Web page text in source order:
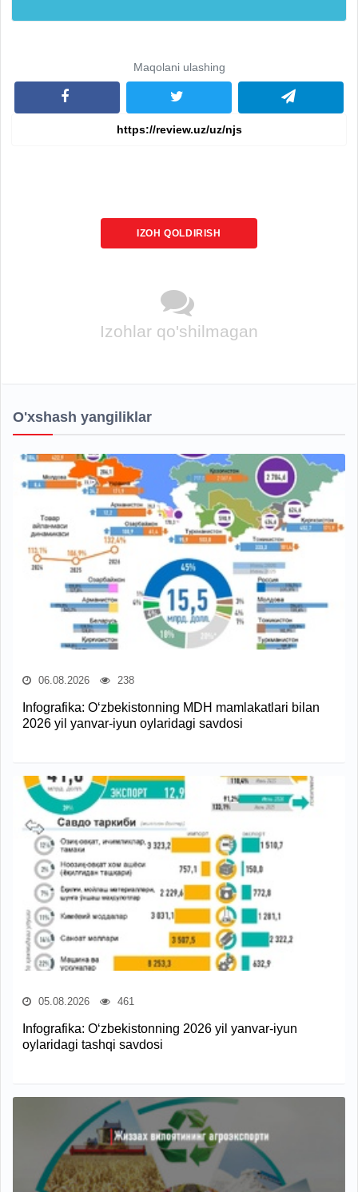
Maqolani ulashing
IZOH QOLDIRISH
Izohlar qo'shilmagan
O'xshash yangiliklar
06.08.2026 238
Infografika: O‘zbekistonning MDH mamlakatlari bilan
2026 yil yanvar-iyun oylaridagi savdosi
05.08.2026 461
Infografika: O‘zbekistonning 2026 yil yanvar-iyun
oylaridagi tashqi savdosi